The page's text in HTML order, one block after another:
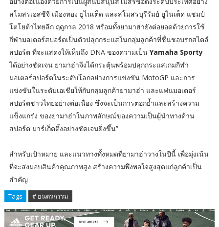
สโมสรเอสซีจี เมืองทอง ยูไนเต็ด และสโมสรบุรีรัมย์ ยูไนเต็ด แชมป์
โตโยต้าไทยลีก ฤดูกาล 2018 พร้อมทั้งยามาฮ่ายังต่อยอดด้วยการใช้
กีฬามอเตอร์สปอร์ตเป็นตัวปลุกกระแสในกลุ่มลูกค้าที่ชื่นชอบรถสไตล์
สปอร์ต ที่จะแสดงให้เห็นถึง DNA ของความเป็น Yamaha Sporty
ได้อย่างชัดเจน ยามาฮ่าจึงได้กระตุ้นพร้อมปลุกกระแสเกมกีฬา
มอเตอร์สปอร์ตในระดับโลกอย่างการแข่งขัน MotoGP และการ
แข่งขันในระดับเอเชียให้กับกลุ่มลูกค้ายามาฮ่า และแฟนมอเตอร์
สปอร์ตชาวไทยอย่างต่อเนื่อง ซึ่งจะเป็นการตอกย้ำและสร้างความ
แข็งแกร่ง ของยามาฮ่าในภาพลักษณ์ของความเป็นผู้นำทางด้าน
สปอร์ต มาร์เก็ตติ้งอย่างชัดเจนยิ่งขึ้น”
สำหรับเป้าหมาย และแนวทางทั้งหมดที่ยามาฮ่าวางในปีนี้ เพื่อมุ่งเน้น
ที่จะส่งมอบสินค้าคุณภาพสูง สร้างความพึงพอใจสูงสุดแก่ลูกค้าเป็น
สำคัญ
Tags # ยนตรกรรม